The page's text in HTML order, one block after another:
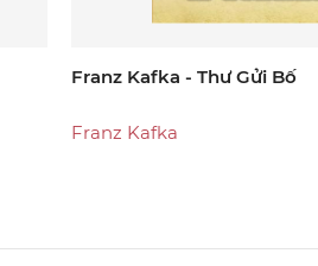
Franz Kafka - Thư Gửi Bố
Franz Kafka